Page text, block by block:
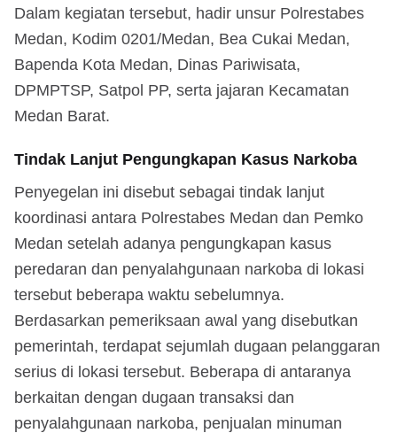
Dalam kegiatan tersebut, hadir unsur Polrestabes
Medan, Kodim 0201/Medan, Bea Cukai Medan,
Bapenda Kota Medan, Dinas Pariwisata,
DPMPTSP, Satpol PP, serta jajaran Kecamatan
Medan Barat.
Tindak Lanjut Pengungkapan Kasus Narkoba
Penyegelan ini disebut sebagai tindak lanjut
koordinasi antara Polrestabes Medan dan Pemko
Medan setelah adanya pengungkapan kasus
peredaran dan penyalahgunaan narkoba di lokasi
tersebut beberapa waktu sebelumnya.
Berdasarkan pemeriksaan awal yang disebutkan
pemerintah, terdapat sejumlah dugaan pelanggaran
serius di lokasi tersebut. Beberapa di antaranya
berkaitan dengan dugaan transaksi dan
penyalahgunaan narkoba, penjualan minuman